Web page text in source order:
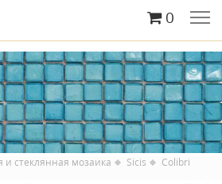
0
и стеклянная мозаика Sicis
Colibri